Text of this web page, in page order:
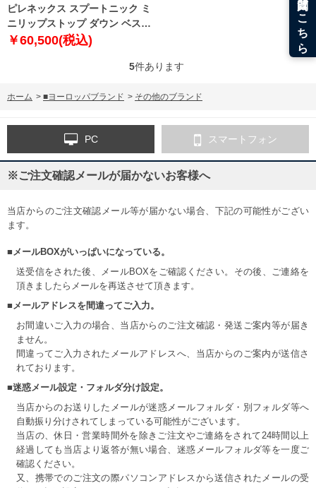
ピレネックス スプートニック ミ
ニリップストップ ダウン ベスト
SPOUTNIC MINI RIPSTOP
￥60,500(税込)
5件あります
ホーム > ■ヨーロッパブランド > その他のブランド
PC スマートフォン
※ご注文確認メールが届かないお客様へ
当店からのご注文確認メール等が届かない場合、下記の可能性がござい
ます。
■メールBOXがいっぱいになっている。
送受信をされた後、メールBOXをご確認ください。その後、ご連絡を
頂きましたらメールを再送させて頂きます。
■メールアドレスを間違ってご入力。
お間違いご入力の場合、当店からのご注文確認・発送ご案内等が届き
ません。
間違ってご入力されたメールアドレスへ、当店からのご案内が送信さ
れております。
■迷惑メール設定・フォルダ分け設定。
当店からのお送りしたメールが迷惑メールフォルダ・別フォルダ等へ
自動振り分けされてしまっている可能性がございます。
当店の、休日・営業時間外を除きご注文やご連絡をされて24時間以上
経過しても当店より返答が無い場合、迷惑メールフォルダ等を一度ご
確認ください。
又、携帯でのご注文の際パソコンアドレスから送信されたメールの受